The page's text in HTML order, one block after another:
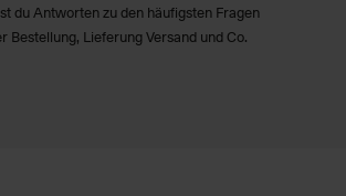
du Antworten zu den häufigsten Fragen
Bestellung, Lieferung Versand und Co.